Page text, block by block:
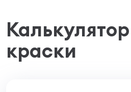
краски